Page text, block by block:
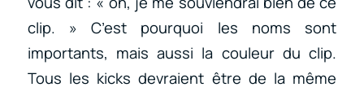
clip. » C’est pourquoi les noms sont
importants, mais aussi la couleur du clip.
Tous les kicks devraient être de la même